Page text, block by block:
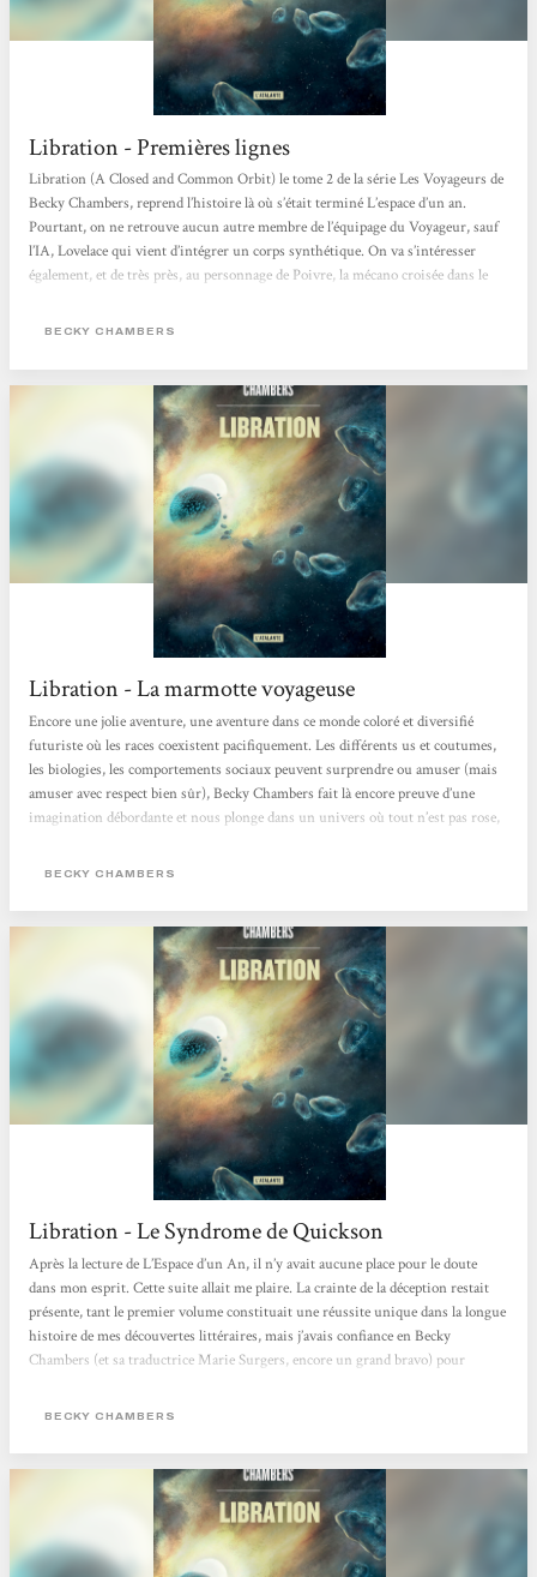
Libration - Premières lignes
Libration (A Closed and Common Orbit) le tome 2 de la série Les Voyageurs de
Becky Chambers, reprend l’histoire là où s’était terminé L’espace d’un an.
Pourtant, on ne retrouve aucun autre membre de l’équipage du Voyageur, sauf
l’IA, Lovelace qui vient d’intégrer un corps synthétique. On va s’intéresser
également, et de très près, au personnage de Poivre, la mécano croisée dans le
quittent le vaisseau et vont vivre...
BECKY CHAMBERS
Libration - La marmotte voyageuse
Encore une jolie aventure, une aventure dans ce monde coloré et diversifié
futuriste où les races coexistent pacifiquement. Les différents us et coutumes,
les biologies, les comportements sociaux peuvent surprendre ou amuser (mais
amuser avec respect bien sûr), Becky Chambers fait là encore preuve d’une
imagination débordante et nous plonge dans un univers où tout n’est pas rose,
BECKY CHAMBERS
Libration - Le Syndrome de Quickson
Après la lecture de L’Espace d’un An, il n’y avait aucune place pour le doute
dans mon esprit. Cette suite allait me plaire. La crainte de la déception restait
présente, tant le premier volume constituait une réussite unique dans la longue
histoire de mes découvertes littéraires, mais j’avais confiance en Becky
Chambers (et sa traductrice Marie Surgers, encore un grand bravo) pour
conforté dans mon opinion en seulement quelques pages. Je ne m’attarderai pas
BECKY CHAMBERS